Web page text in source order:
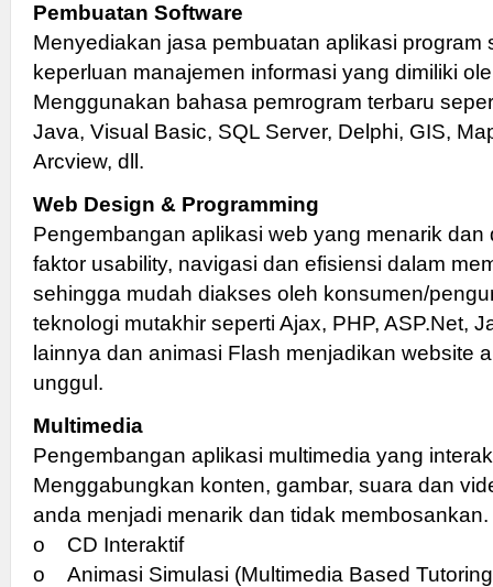
Pembuatan Software
Menyediakan jasa pembuatan aplikasi program
keperluan manajemen informasi yang dimiliki
Menggunakan bahasa pemrogram terbaru
Java, Visual Basic, SQL Server, Delphi, GIS,
Arcview, dll.
Web Design & Programming
Pengembangan aplikasi web yang menarik dan
faktor usability, navigasi dan efisiensi dalam
sehingga mudah diakses oleh konsumen/
teknologi mutakhir seperti Ajax, PHP, ASP.Net,
lainnya dan animasi Flash menjadikan website
unggul.
Multimedia
Pengembangan aplikasi multimedia yang
Menggabungkan konten, gambar, suara dan
anda menjadi menarik dan tidak membosankan.
o CD Interaktif
o Animasi Simulasi (Multimedia Based